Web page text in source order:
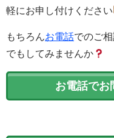
軽にお申し付けください
もちろんお電話でのご
でもしてみませんか
お電話でお